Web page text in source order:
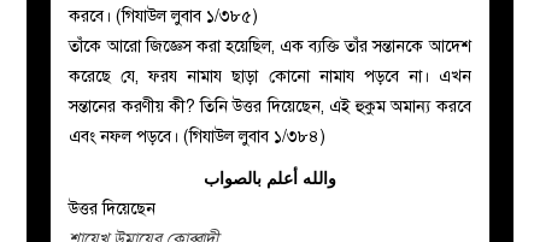
করবে। (গিযাউল লুবাব ১/৩৮৫)
তাঁকে আরো জিজ্ঞেস করা হয়েছিল, এক ব্যক্তি তাঁর সন্তানকে আদেশ
করেছে যে, ফরয নামায ছাড়া কোনো নামায পড়বে না। এখন
সন্তানের করণীয় কী? তিনি উত্তর দিয়েছেন, এই হুকুম অমান্য করবে
এবং নফল পড়বে। (গিযাউল লুবাব ১/৩৮৪)
والله أعلم بالصواب
উত্তর দিয়েছেন